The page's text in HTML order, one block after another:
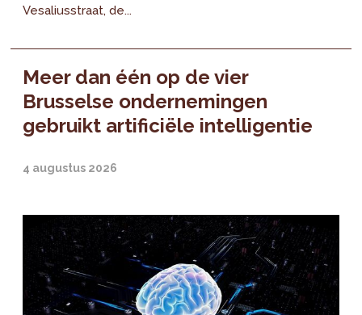
Vesaliusstraat, de...
Meer dan één op de vier
Brusselse ondernemingen
gebruikt artificiële intelligentie
4 augustus 2026